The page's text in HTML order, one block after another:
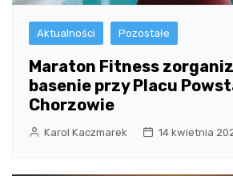
Aktualności Pozostałe
Maraton Fitness
basenie przy Placu
Chorzowie
Karol Kaczmarek 14 kwietnia